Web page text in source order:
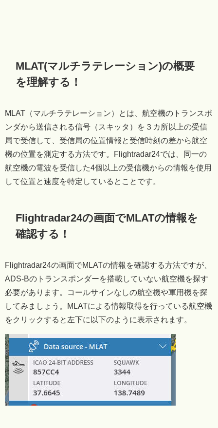
MLAT(マルチラテレーション)の概要
を理解する！
MLAT（マルチラテレーション）とは、航空機のトランスポ
ンダから送信される信号（スキッタ）を３カ所以上の受信
局で受信して、受信局の位置情報と受信時刻の差から航空
機の位置を測定する方法です。Flightradar24では、同一の
航空機の電波を受信した4個以上の受信機からの情報を使用
して位置と速度を特定しているとことです。
Flightradar24の画面でMLATの情報を
確認する！
Flightradar24の画面でMLATの情報を確認する方法ですが、
ADS-Bのトランスポンダーを搭載していない航空機を探す
必要があります。コールサインなしの航空機や軍用機を探
してみましょう。MLATによる情報取得を行っている航空機
をクリックすると左下に以下のように表示されます。